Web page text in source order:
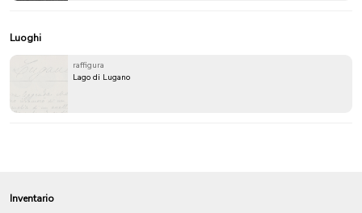
Luoghi
raffigura
Lago di Lugano
Inventario